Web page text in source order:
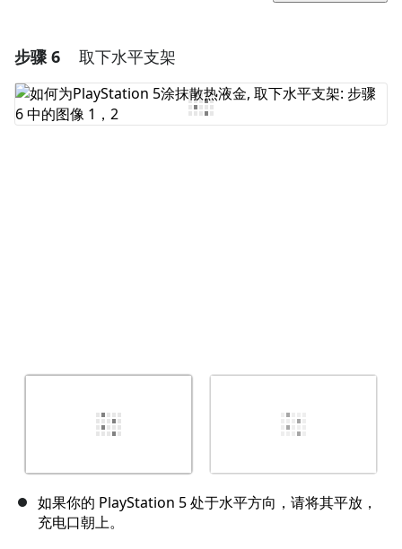
添加一条评论
添加评论
步骤 6 取下水平支架
如果你的 PlayStation 5 处于水平方向，请将其平放，
充电口朝上。